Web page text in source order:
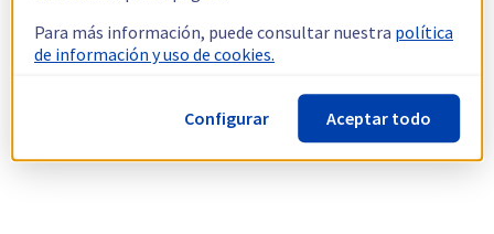
Para más información, puede consultar nuestra política
de información y uso de cookies.
Configurar Aceptar todo